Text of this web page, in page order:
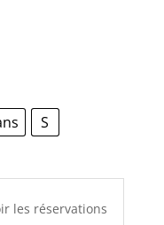
S
les réservations